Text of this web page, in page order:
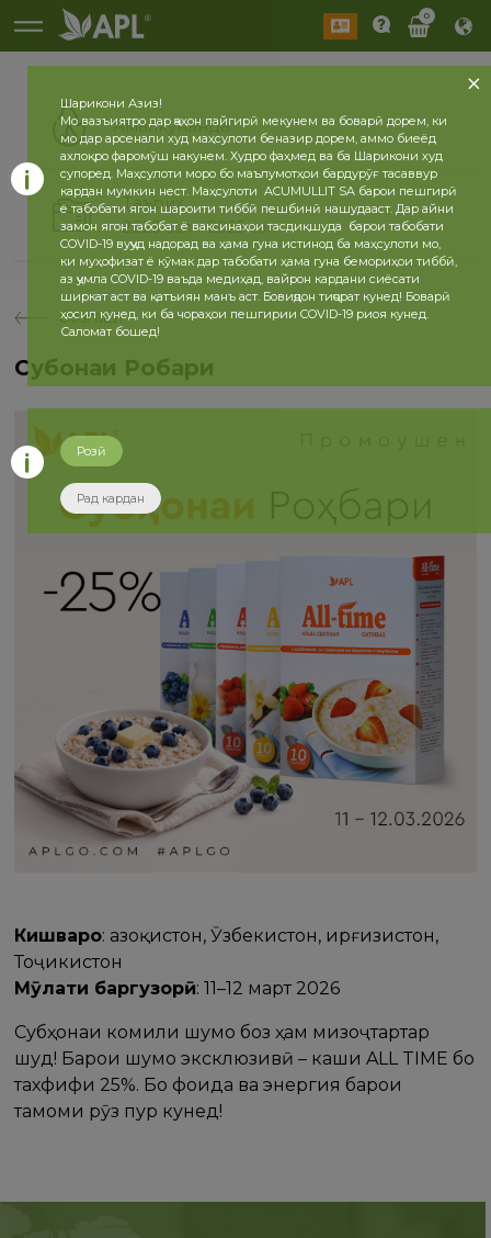
0
Амалкунанда
Таърих
2026 сол 2025 сол
бозгашт
Субҳонаи Роҳбари
Кишварҳо: Қазоқистон, Ӯзбекистон, Қирғизистон,
Тоҷикистон
Мӯҳлати баргузорӣ: 11–12 март 2026
Субҳонаи комили шумо боз ҳам мизоҷтартар
шуд! Барои шумо эксклюзивӣ – каши ALL TIME бо
тахфифи 25%. Бо фоида ва энергия барои
тамоми рӯз пур кунед!
Шарикони Азиз!
Мо вазъиятро дар ҷаҳон пайгирӣ мекунем ва боварӣ дорем, ки
мо дар арсенали худ маҳсулоти беназир дорем, аммо биеёд
ахлоқро фаромӯш накунем. Худро фаҳмед ва ба Шарикони худ
супоред. Маҳсулоти моро бо маълумотҳои бардурӯғ тасаввур
кардан мумкин нест. Маҳсулоти ACUMULLIT SA барои пешгирӣ
ё табобати ягон шароити тиббӣ пешбинӣ нашудааст. Дар айни
замон ягон табобат ё ваксинаҳои тасдиқшуда барои табобати
COVID-19 вуҷуд надорад ва ҳама гуна истинод ба маҳсулоти мо,
ки муҳофизат ё кӯмак дар табобати ҳама гуна бемориҳои тиббӣ,
аз ҷумла COVID-19 ваъда медиҳад, вайрон кардани сиёсати
ширкат аст ва қатъиян манъ аст. Бовиҷдон тиҷорат кунед! Боварӣ
ҳосил кунед, ки ба чораҳои пешгирии COVID-19 риоя кунед.
Саломат бошед!
Розӣ
Рад кардан